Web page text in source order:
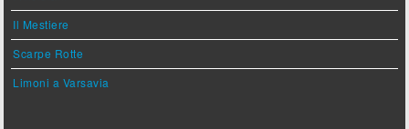
Il Mestiere
Scarpe Rotte
Limoni a Varsavia